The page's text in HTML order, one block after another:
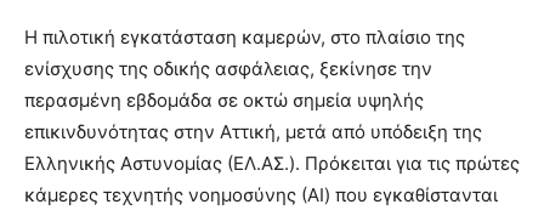
Η πιλοτική εγκατάσταση καμερών, στο πλαίσιο της
ενίσχυσης της οδικής ασφάλειας, ξεκίνησε την
περασμένη εβδομάδα σε οκτώ σημεία υψηλής
επικινδυνότητας στην Αττική, μετά από υπόδειξη της
Ελληνικής Αστυνομίας (ΕΛ.ΑΣ.). Πρόκειται για τις πρώτες
κάμερες τεχνητής νοημοσύνης (ΑΙ) που εγκαθίστανται